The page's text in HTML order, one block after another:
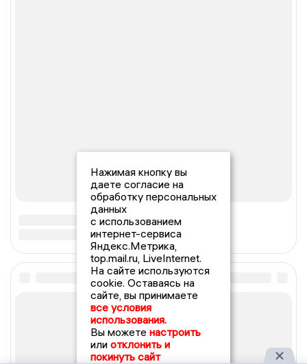
Нажимая кнопку вы
даете согласие на
обработку персональных
данных
с использованием
интернет-сервиса
Яндекс.Метрика,
top.mail.ru, LiveInternet.
На сайте используются
cookie. Оставаясь на
сайте, вы принимаете
все условия
использования.
Вы можете настроить
или отклонить и
покинуть сайт